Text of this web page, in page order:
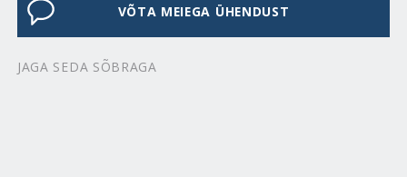
VÕTA MEIEGA ÜHENDUST
JAGA SEDA SÕBRAGA